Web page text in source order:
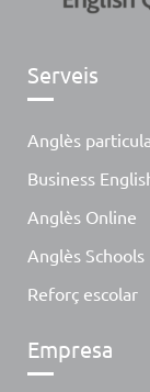
Serveis
Anglès
Business
Anglès Online
Anglès Schools
Reforç escolar
Empresa